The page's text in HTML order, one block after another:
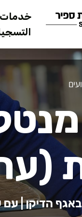
خدمات
הדיקן | עם